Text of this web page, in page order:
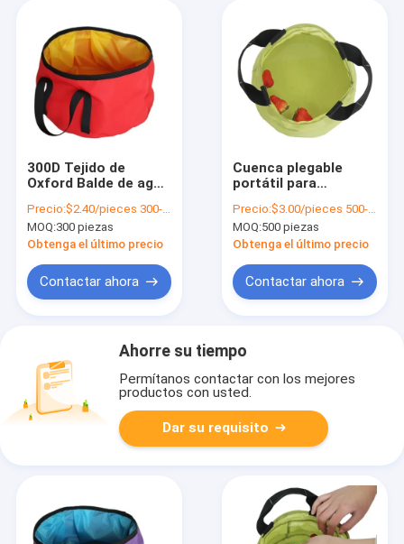
300D Tejido de
Oxford Balde de agua
acampar al aire libre
Caminata de
senderismo Viajar
Precio:$2.40/pieces 300-999 pieces
MOQ:300 piezas
Obtenga el último precio
Contactar ahora
Cuenca plegable
portátil para
senderismo viajar
190T revestimiento
de poliéster PVC
Precio:$3.00/pieces 500-999 pieces
MOQ:500 piezas
Obtenga el último precio
Contactar ahora
Ahorre su tiempo
Permítanos contactar con los mejores
productos con usted.
Dar su requisito